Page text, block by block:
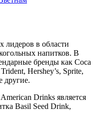
лидеров в области
напитков. В
бренды как Coca
Hershey’s, Sprite,
другие.
Drinks является
Basil Seed Drink,